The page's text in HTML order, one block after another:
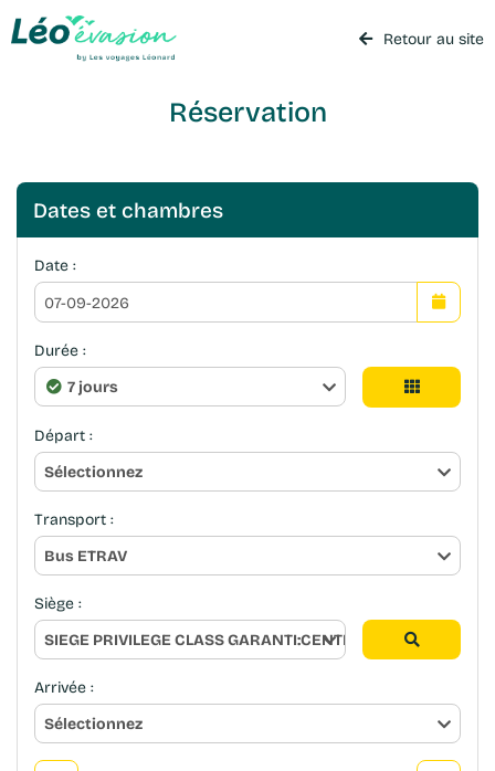
Retour au site
Réservation
Dates et chambres
Date :
Durée :
7 jours
Départ :
Sélectionnez
Transport :
Bus ETRAV
Siège :
SIEGE PRIVILEGE CLASS GARANTI:CENTRALISATION<-
Arrivée :
Sélectionnez